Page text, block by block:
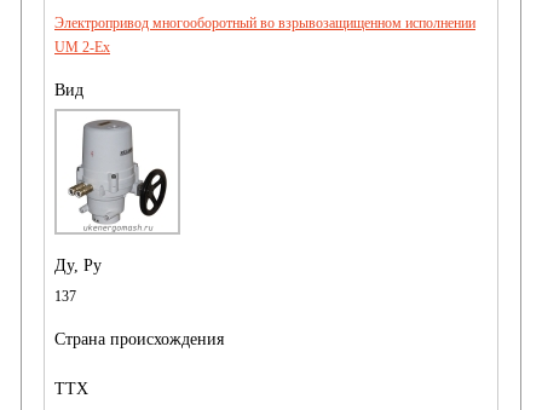
Электропривод многооборотный во взрывозащищенном исполнении
UM 2-Ex
137